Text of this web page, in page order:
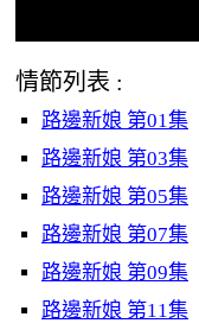
情節列表 :
路邊新娘 第01集
路邊新娘 第03集
路邊新娘 第05集
路邊新娘 第07集
路邊新娘 第09集
路邊新娘 第11集